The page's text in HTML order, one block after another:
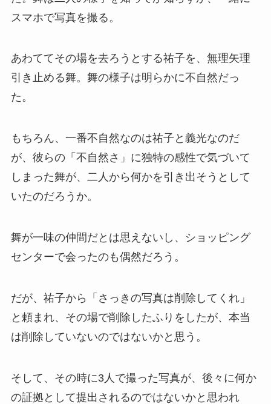
スマホで写真を撮る。
あわててその場を去ろうとする祐子を、無理矢理
引き止める舞。舞の様子は明らかに不自然だっ
た。
もちろん、一番不自然なのは祐子と義光なのだ
が、彼らの「不自然さ」に独特の感性で気づいて
しまった舞が、二人から何かを引き出そうとして
いたのだろうか。
舞が一味の仲間だとは思えないし、ショッピング
センターで会ったのも偶然だろう。
だが、祐子から「さっきの写真は削除してくれ」
と頼まれ、その場で削除したふりをしたが、本当
は削除していないのではないかと思う。
そして、その時に3人で撮った写真が、後々に何か
の証拠として提出されるのではないかと思われ